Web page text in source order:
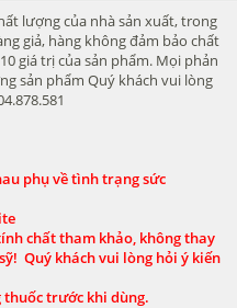
lượng của nhà sản xuất, trong
giả, hàng không đảm bảo chất
giá trị của sản phẩm. Mọi phản
sản phẩm Quý khách vui lòng
phụ về tình trạng sức
chất tham khảo, không thay
Quý khách vui lòng hỏi ý kiến
thuốc trước khi dùng.